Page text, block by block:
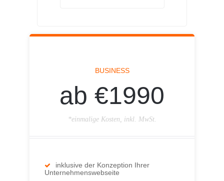
BUSINESS
ab €1990
*einmalige Kosten, inkl. MwSt.
inklusive der Konzeption Ihrer
Unternehmenswebseite